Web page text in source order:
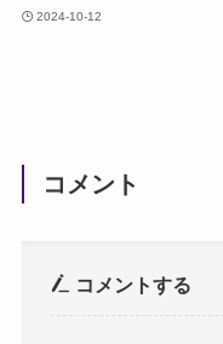
2024-10-12
コメント
コメントする